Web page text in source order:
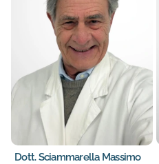
Dott. Sciammarella Massimo